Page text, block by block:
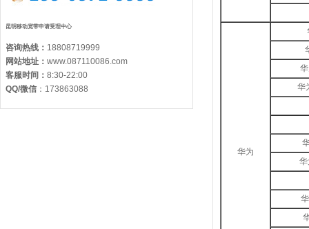
昆明移动宽带申请受理中心
咨询热线： 18808719999
网站地址： www.087110086.com
客服时间： 8:30-22:00
QQ/微信 ： 173863088
华为
华